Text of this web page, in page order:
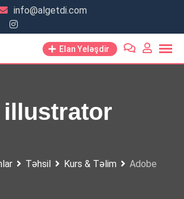
info@algetdi.com
Elan Yeləşdir
illustrator
Təhsil Kurs & Təlim
Adobe